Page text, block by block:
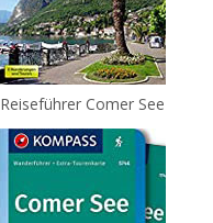
Reiseführer Comer See